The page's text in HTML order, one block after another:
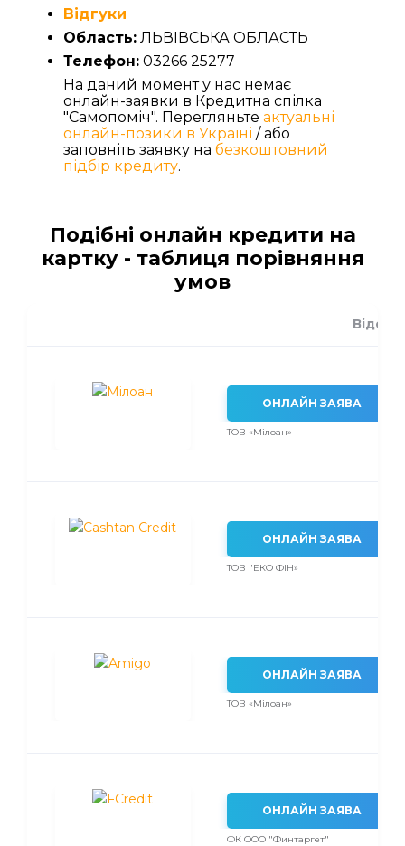
Відгуки
Область: ЛЬВІВСЬКА ОБЛАСТЬ
Телефон: 03266 25277
На даний момент у нас немає
онлайн-заявки в Кредитна спілка
"Самопоміч". Перегляньте актуальні
онлайн-позики в Україні / або
заповніть заявку на безкоштовний
підбір кредиту.
Подібні онлайн кредити на
картку - таблиця порівняння
умов
ОНЛАЙН ЗАЯВА
ТОВ «Мілоан»
ОНЛАЙН ЗАЯВА
ТОВ "ЕКО ФІН»
ОНЛАЙН ЗАЯВА
ТОВ «Мілоан»
ОНЛАЙН ЗАЯВА
ФК ООО "Финтаргет"